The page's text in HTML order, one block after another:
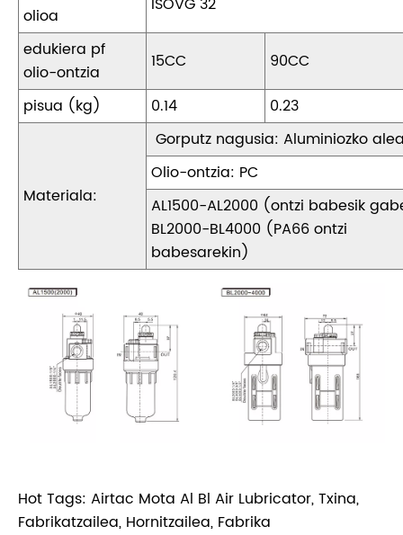
olioa
edukiera pf
olio-ontzia
15CC
90CC
pisua (kg)
0.14 0.23
Materiala:
Gorputz nagusia: Aluminiozko
Olio-ontzia: PC
AL1500-AL2000 (ontzi babesik
BL2000-BL4000 (PA66 ontzi
babesarekin)
Hot Tags: Airtac Mota Al Bl Air Lubricator, Txina,
Fabrikatzailea, Hornitzailea, Fabrika